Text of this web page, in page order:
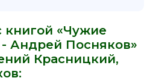
книгой «Чужие
- Андрей Посняков»
Красницкий,
: